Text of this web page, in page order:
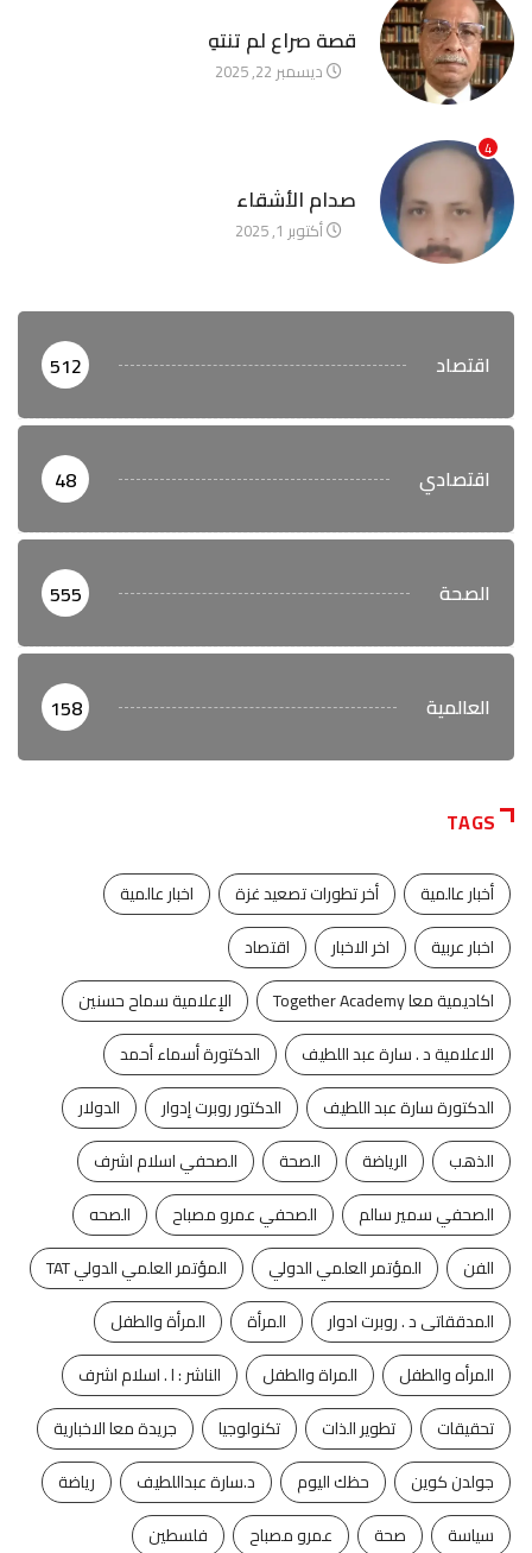
قصة صراع لم تنتهِ
ديسمبر 22, 2025
4
صدام الأشقاء
أكتوبر 1, 2025
اقتصاد 512
اقتصادي 48
الصحة 555
العالمية 158
TAGS
أخبار عالمية أخر تطورات تصعيد غزة
اخبار عالمية
اخبار عربية
اخر الاخبار
اقتصاد
اكاديمية معا Together Academy
الإعلامية سماح حسنين
الاعلامية د . سارة عبد اللطيف
الدكتورة أسماء أحمد
الدكتورة سارة عبد اللطيف
الدكتور روبرت إدوار
الدولار
الذهب
الرياضة الصحة
الصحفي اسلام اشرف
الصحفي سمير سالم
الصحفي عمرو مصباح
الصحه
الفن
المؤتمر العلمي الدولي
المؤتمر العلمي الدولي TAT
المدققاتى د . روبرت ادوار
المرأة
المرأة والطفل
المرأه والطفل
المراة والطفل
الناشر : ا . اسلام اشرف
تحقيقات
تطوير الذات تكنولوجيا
جريدة معا الاخبارية
جولدن كوين
حظك اليوم د.سارة عبداللطيف
رياضة
سياسة
صحة عمرو مصباح فلسطين